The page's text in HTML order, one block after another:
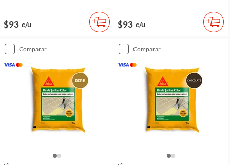
$93 c/u $93 c/u
comparar comparar